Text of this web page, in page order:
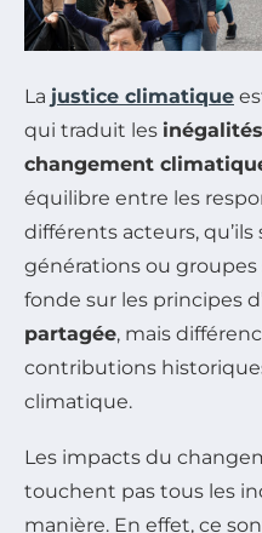
La justice climatique
qui traduit les inégalités
changement
équilibre entre les
différents acteurs,
générations ou
fonde sur les principes
partagée, mais
contributions
climatique.
Les impacts du
touchent pas tous les
manière. En effet, ce